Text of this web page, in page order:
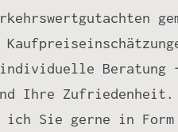
individuelle
Ihre Zufriedenheit.
Sie gerne in Form